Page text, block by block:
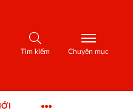
Tìm kiếm Chuyên mục